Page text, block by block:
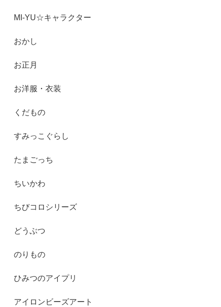
MI-YU☆キャラクター
おかし
お正月
お洋服・衣装
くだもの
すみっこぐらし
たまごっち
ちいかわ
ちびコロシリーズ
どうぶつ
のりもの
ひみつのアイプリ
アイロンビーズアート